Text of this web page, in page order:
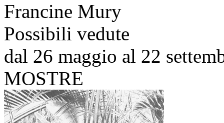
Francine Mury
Possibili vedute
dal 26 maggio al 22
MOSTRE